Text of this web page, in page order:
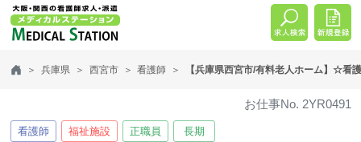
兵庫県 西宮市 看護師 【兵庫県西宮市/有料老人ホーム】☆看
お仕事No. 2YR0491
看護師 福祉施設 正職員 長期